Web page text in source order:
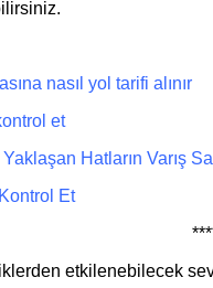
nasıl yol tarifi alınır
et
Hatların Varış
Et
etkilenebilecek